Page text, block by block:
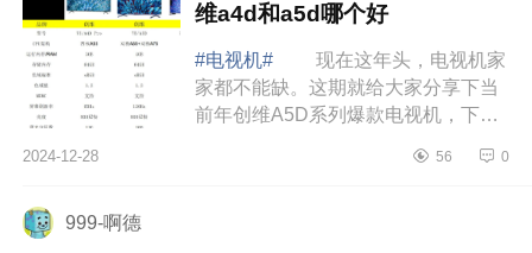
维a4d和a5d哪个好
#电视机#
现在这年头，电视机家
家都不能缺。这期就给大家分享下当
前年创维A5D系列爆款电视机，下面
么区别？创维a4d和a5d哪个好 创
2024-12-28 56 0
999-啊德